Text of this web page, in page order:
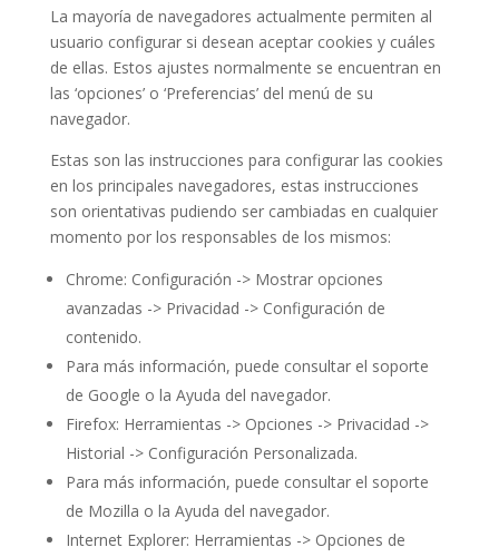
La mayoría de navegadores actualmente permiten al
usuario configurar si desean aceptar cookies y cuáles
de ellas. Estos ajustes normalmente se encuentran en
las ‘opciones’ o ‘Preferencias’ del menú de su
navegador.
Estas son las instrucciones para configurar las cookies
en los principales navegadores, estas instrucciones
son orientativas pudiendo ser cambiadas en cualquier
momento por los responsables de los mismos:
Chrome: Configuración -> Mostrar opciones
avanzadas -> Privacidad -> Configuración de
contenido.
Para más información, puede consultar el soporte
de Google o la Ayuda del navegador.
Firefox: Herramientas -> Opciones -> Privacidad ->
Historial -> Configuración Personalizada.
Para más información, puede consultar el soporte
de Mozilla o la Ayuda del navegador.
Internet Explorer: Herramientas -> Opciones de